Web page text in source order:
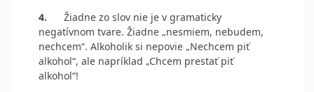
4.
Žiadne zo slov nie je v gramaticky
negatívnom tvare. Žiadne „nesmiem, nebudem,
nechcem“. Alkoholik si nepovie „Nechcem piť
alkohol“, ale napríklad „Chcem prestať piť
alkohol“!